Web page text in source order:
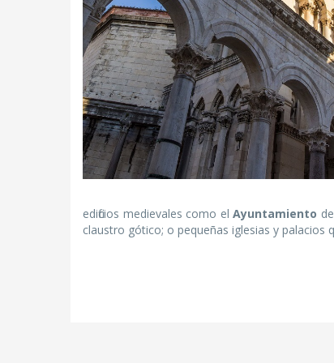
edificios medievales como elAyuntamiento
claustro gótico; o pequeñas iglesias y palacios